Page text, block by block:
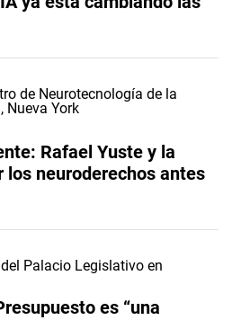
Rafael Yuste y la
los neuroderechos antes
es “una